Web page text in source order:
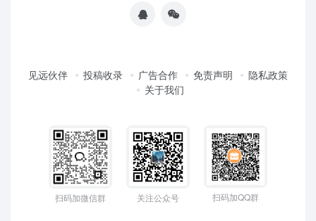
见远伙伴 投稿收录 广告合作 免责声明
隐私政策
关于我们
扫码加微信群 关注公众号 扫码加QQ群